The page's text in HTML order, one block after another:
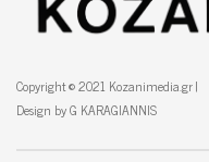
Copyright © 2021 Kozanimedia.gr |
Design by G KARAGIANNIS